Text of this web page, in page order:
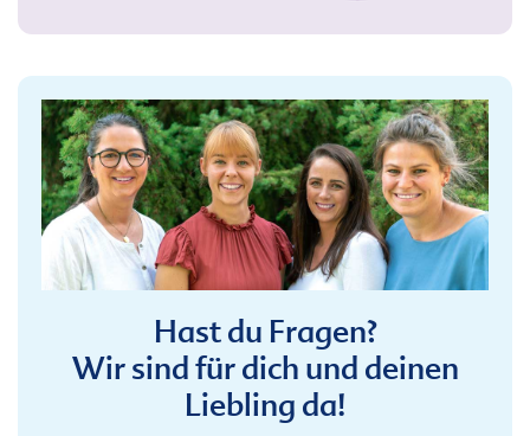
Hast du Fragen?
Wir sind für dich und deinen
Liebling da!